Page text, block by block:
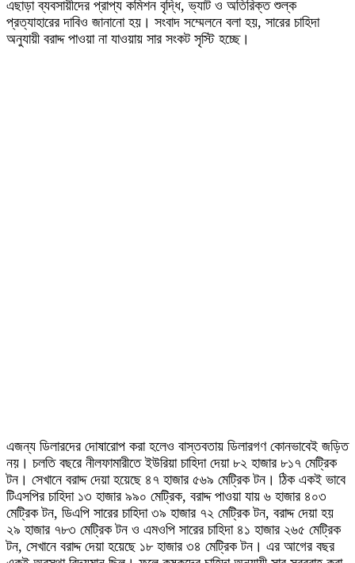
এছাড়া ব্যবসায়ীদের প্রাপ্য কমিশন বৃদ্ধি, ভ্যাট ও অতিরিক্ত শুল্ক
প্রত্যাহারের দাবিও জানানো হয়। সংবাদ সম্মেলনে বলা হয়, সারের চাহিদা
অনুযায়ী বরাদ্দ পাওয়া না যাওয়ায় সার সংকট সৃস্টি হচ্ছে।
এজন্য ডিলারদের দোষারোপ করা হলেও বাস্তবতায় ডিলারগণ কোনভাবেই জড়িত
নয়। চলতি বছরে নীলফামারীতে ইউরিয়া চাহিদা দেয়া ৮২ হাজার ৮১৭ মেট্রিক
টন। সেখানে বরাদ্দ দেয়া হয়েছে ৪৭ হাজার ৫৬৯ মেট্রিক টন। ঠিক একই ভাবে
টিএসপির চাহিদা ১৩ হাজার ৯৯০ মেট্রিক, বরাদ্দ পাওয়া যায় ৬ হাজার ৪০৩
মেট্রিক টন, ডিএপি সারের চাহিদা ৩৯ হাজার ৭২ মেট্রিক টন, বরাদ্দ দেয়া হয়
২৯ হাজার ৭৮৩ মেট্রিক টন ও এমওপি সারের চাহিদা ৪১ হাজার ২৬৫ মেট্রিক
টন, সেখানে বরাদ্দ দেয়া হয়েছে ১৮ হাজার ৩৪ মেট্রিক টন। এর আগের বছর